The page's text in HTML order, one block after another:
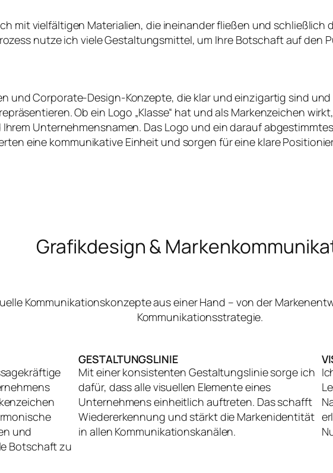
mit vielfältigen Materialien, die ineinander fließen und schließlich
nutze ich viele Gestaltungsmittel, um Ihre Botschaft auf den
und Corporate-Design-Konzepte, die klar und einzigartig sind
Ob ein Logo „Klasse“ hat und als Markenzeichen
Unternehmensnamen. Das Logo und ein darauf
eine kommunikative Einheit und sorgen für eine klare
Grafikdesign &
Kommunikationskonzepte aus einer Hand – von der
Kommunikationsstrategie.
und
Botschaft zu
GESTALTUNGSLINIE
Mit einer konsistenten Gestaltungslinie sorge ich
dafür, dass alle visuellen Elemente eines
Unternehmens einheitlich auftreten. Das schafft
Wiedererkennung und stärkt die Markenidentität
in allen Kommunikationskanälen.